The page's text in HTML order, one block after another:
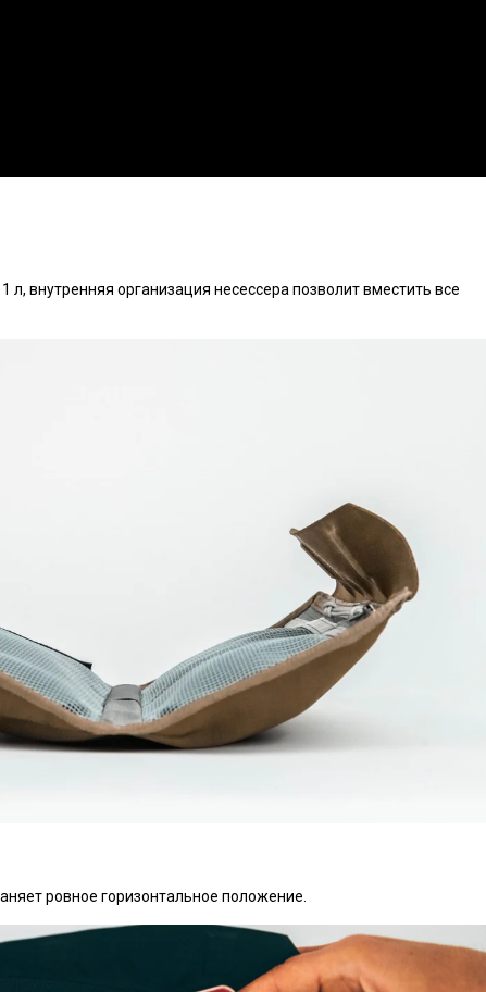
внутренняя организация несессера позволит вместить все
ровное горизонтальное положение.